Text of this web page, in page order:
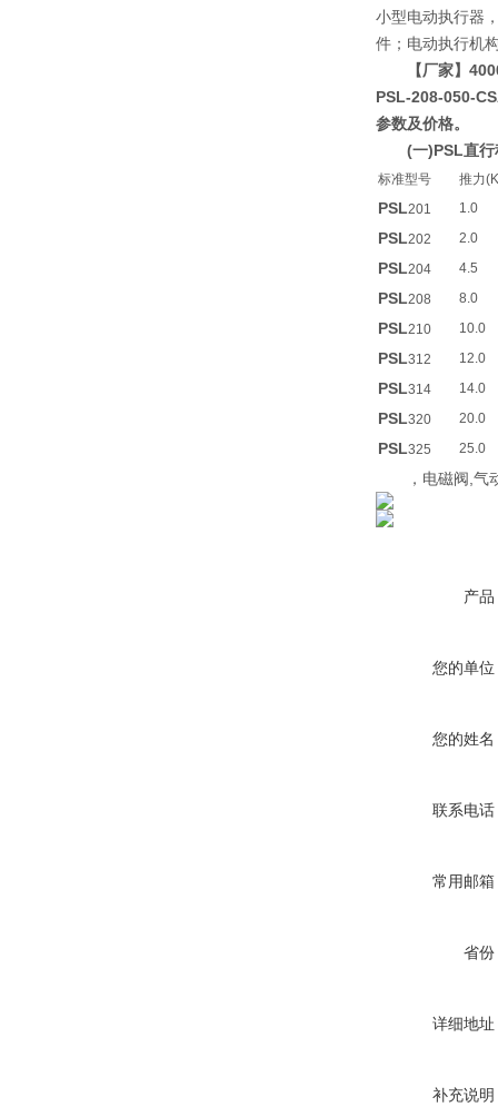
小型电动执行器
件；电动执行机
【厂家】
PSL-208-050-
参数及价格。
(一)PSL直
标准型号 推力
PSL201 1.0
PSL202 2.0
PSL204 4.5
PSL208 8.0
PSL210 10.0
PSL312 12.0
PSL314 14.0
PSL320 20.0
PSL325 25.0
，电磁阀,气动
产品
您的单位
您的姓名
联系电话
常用邮箱
省份
详细地址
补充说明